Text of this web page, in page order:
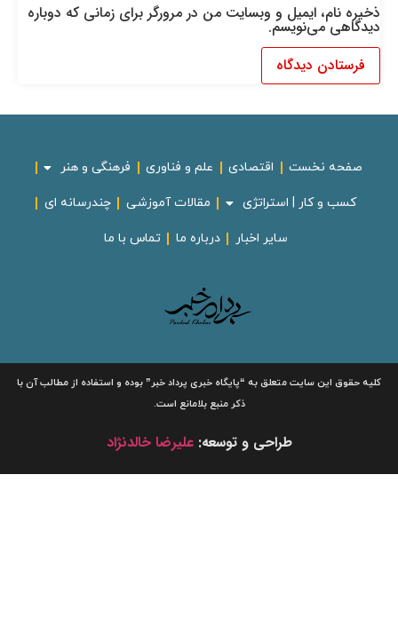
ذخیره نام، ایمیل و وبسایت من در مرورگر برای زمانی که دوباره
دیدگاهی می‌نویسم.
صفحه نخست اقتصادی علم و فناوری فرهنگی و هنر
کسب و کار | استراتژی مقالات آموزشی چندرسانه ای
سایر اخبار درباره ما تماس با ما
کلیه حقوق این سایت متعلق به“پایگاه خبریپرداد خبر”بوده و استفاده از مطالب آن با
ذکر منبع بلامانع است.
طراحی و توسعه:علیرضا خالدنژاد